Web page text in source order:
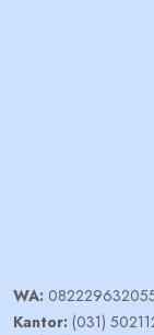
WA:
Kantor: (031)